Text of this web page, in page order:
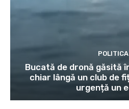
POLITICA
Bucată de dronă găsită
chiar lângă un club de
urgență un